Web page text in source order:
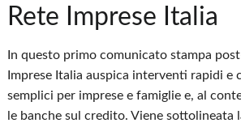
Rete Imprese Italia
In questo primo comunicato stampa
Imprese Italia auspica interventi rapidi e
semplici per imprese e famiglie e, al
le banche sul credito. Viene sottolineata